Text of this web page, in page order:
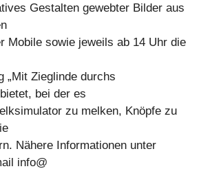
Gestalten gewebter Bilder aus
Mobile sowie jeweils ab 14 Uhr die
„Mit Zieglinde durchs
bei der es
zu melken, Knöpfe zu
Nähere Informationen unter
info@